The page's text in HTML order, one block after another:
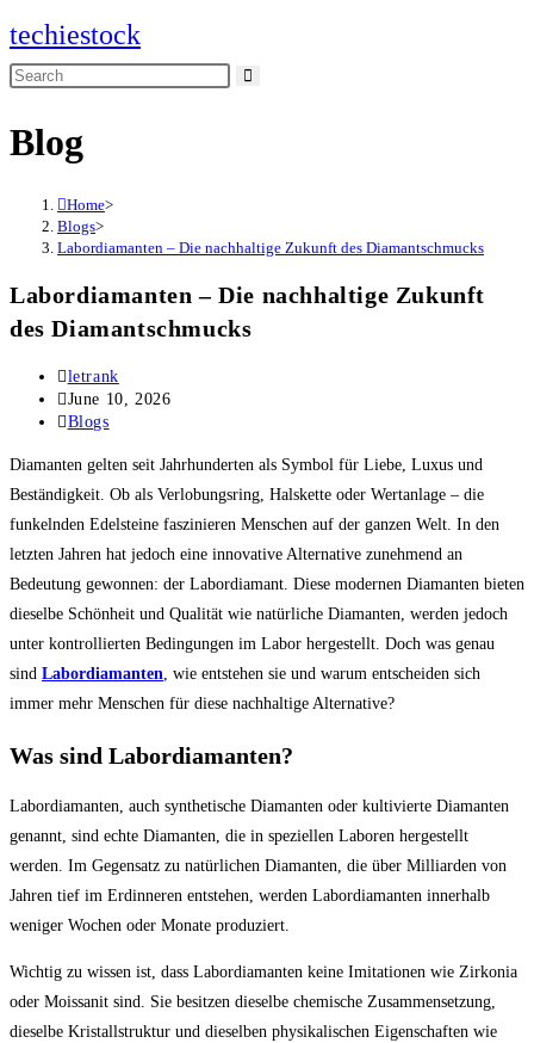
Skip
to
content
techiestock
Search
website
Blog
Home>
Blogs>
Labordiamanten – Die nachhaltige Zukunft des Diamantschmucks
Labordiamanten – Die nachhaltige Zukunft
des Diamantschmucks
Post
author:
letrank
Post
published:
June 10, 2026
Post
Blogs
Diamanten gelten seit Jahrhunderten als Symbol für Liebe, Luxus und
Beständigkeit. Ob als Verlobungsring, Halskette oder Wertanlage – die
funkelnden Edelsteine faszinieren Menschen auf der ganzen Welt. In den
letzten Jahren hat jedoch eine innovative Alternative zunehmend an
Bedeutung gewonnen: der Labordiamant. Diese modernen Diamanten bieten
dieselbe Schönheit und Qualität wie natürliche Diamanten, werden jedoch
unter kontrollierten Bedingungen im Labor hergestellt. Doch was genau
sind Labordiamanten, wie entstehen sie und warum entscheiden sich
immer mehr Menschen für diese nachhaltige Alternative?
Was sind Labordiamanten?
Labordiamanten, auch synthetische Diamanten oder kultivierte Diamanten
genannt, sind echte Diamanten, die in speziellen Laboren hergestellt
werden. Im Gegensatz zu natürlichen Diamanten, die über Milliarden von
Jahren tief im Erdinneren entstehen, werden Labordiamanten innerhalb
weniger Wochen oder Monate produziert.
Wichtig zu wissen ist, dass Labordiamanten keine Imitationen wie Zirkonia
oder Moissanit sind. Sie besitzen dieselbe chemische Zusammensetzung,
dieselbe Kristallstruktur und dieselben physikalischen Eigenschaften wie